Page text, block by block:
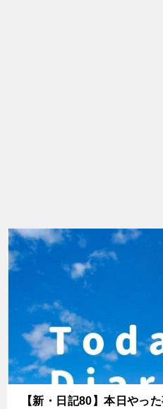
【新・日記80】本日やっ